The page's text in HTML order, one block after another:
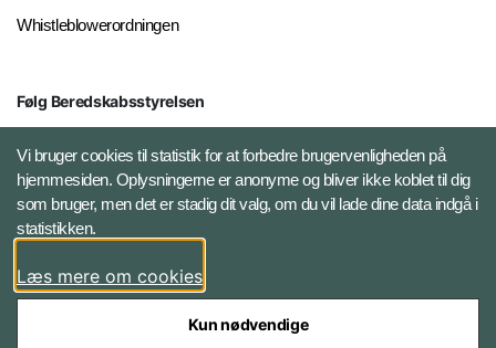
Whistleblowerordningen
Følg Beredskabsstyrelsen
X BRSdk
LinkedIn BRS-profil
Vi bruger cookies til statistik for at forbedre brugervenligheden på
hjemmesiden. Oplysningerne er anonyme og bliver ikke koblet til dig
som bruger, men det er stadig dit valg, om du vil lade dine data indgå i
statistikken.
Læs mere om cookies
Kun nødvendige